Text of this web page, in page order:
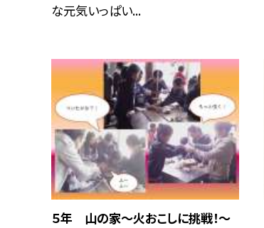
な元気いっぱい...
５年 山の家〜火おこしに挑戦！〜